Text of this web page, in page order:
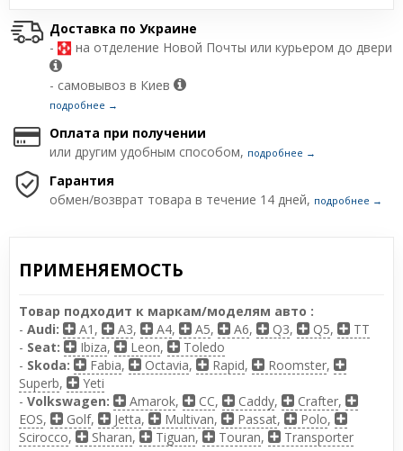
Доставка по Украине
-
на отделение Новой Почты или курьером до двери
- самовывоз в Киев
подробнее →
Оплата при получении
или другим удобным способом, подробнее →
Гарантия
обмен/возврат товара в течение 14 дней, подробнее →
ПРИМЕНЯЕМОСТЬ
Товар подходит к маркам/моделям авто :
- Audi: A1 , A3, A4, A5, A6, Q3, Q5,
TT
- Seat: Ibiza, Leon,
Toledo
- Skoda: Fabia, Octavia, Rapid, Roomster,
Superb,
Yeti
- Volkswagen: Amarok, CC, Caddy, Crafter,
EOS, Golf, Jetta, Multivan, Passat, Polo,
Scirocco, Sharan, Tiguan, Touran,
Transporter